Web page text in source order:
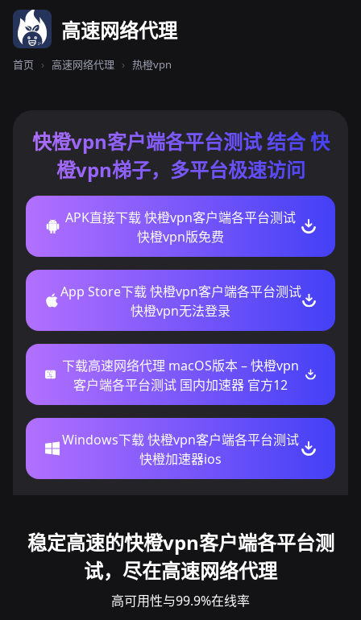
高速网络代理
首页 › 高速网络代理 › 热橙vpn
快橙vpn客户端各平台测试 结合 快
橙vpn梯子，多平台极速访问
APK直接下载 快橙vpn客户端各平台测试
快橙vpn版免费
App Store下载 快橙vpn客户端各平台测试
快橙vpn无法登录
下载高速网络代理 macOS版本 – 快橙vpn
客户端各平台测试 国内加速器 官方12
Windows下载 快橙vpn客户端各平台测试
快橙加速器ios
稳定高速的快橙vpn客户端各平台测
试，尽在高速网络代理
高可用性与99.9%在线率